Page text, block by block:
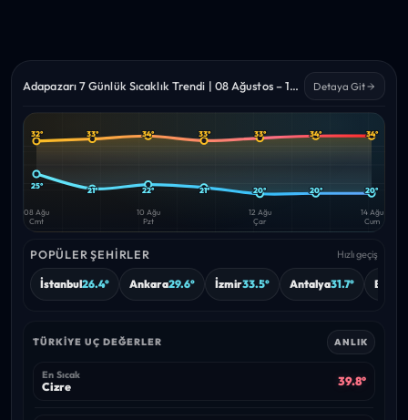
Adapazarı 7 Günlük Sıcaklık Trendi | 08 Ağustos – 14 Ağustos 2026 Detaya Git
Yüksek Düşük
32°
25°
33°
21°
34°
22°
33°
21°
33°
20°
34°
20°
34°
20°
08 Ağu
Cmt
10 Ağu
Pzt
12 Ağu
Çar
14 Ağu
Cum
POPÜLER ŞEHIRLER Hızlı geçiş
İstanbul26.4° Ankara29.6° İzmir33.5° Antalya31.7° Bursa
TÜRKIYE UÇ DEĞERLER ANLIK
En Sıcak
Cizre 39.8°